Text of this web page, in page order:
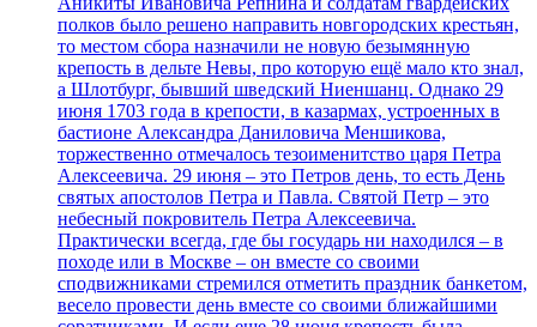
полков было решено направить новгородских крестьян,
то местом сбора назначили не новую безымянную
крепость в дельте Невы, про которую ещё мало кто знал,
а Шлотбург, бывший шведский Ниеншанц. Однако 29
июня 1703 года в крепости, в казармах, устроенных в
бастионе Александра Даниловича Меншикова,
торжественно отмечалось тезоименитство царя Петра
Алексеевича. 29 июня – это Петров день, то есть День
святых апостолов Петра и Павла. Святой Петр – это
небесный покровитель Петра Алексеевича.
Практически всегда, где бы государь ни находился – в
походе или в Москве – он вместе со своими
сподвижниками стремился отметить праздник банкетом,
весело провести день вместе со своими ближайшими